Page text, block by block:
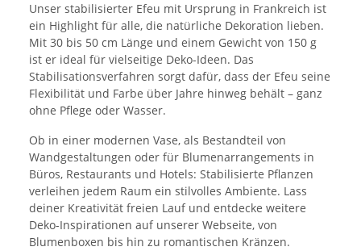
Unser stabilisierter Efeu mit Ursprung in Frankreich ist
ein Highlight für alle, die natürliche Dekoration lieben.
Mit 30 bis 50 cm Länge und einem Gewicht von 150 g
ist er ideal für vielseitige Deko-Ideen. Das
Stabilisationsverfahren sorgt dafür, dass der Efeu seine
Flexibilität und Farbe über Jahre hinweg behält – ganz
ohne Pflege oder Wasser.
Ob in einer modernen Vase, als Bestandteil von
Wandgestaltungen oder für Blumenarrangements in
Büros, Restaurants und Hotels: Stabilisierte Pflanzen
verleihen jedem Raum ein stilvolles Ambiente. Lass
deiner Kreativität freien Lauf und entdecke weitere
Deko-Inspirationen auf unserer Webseite, von
Blumenboxen bis hin zu romantischen Kränzen.